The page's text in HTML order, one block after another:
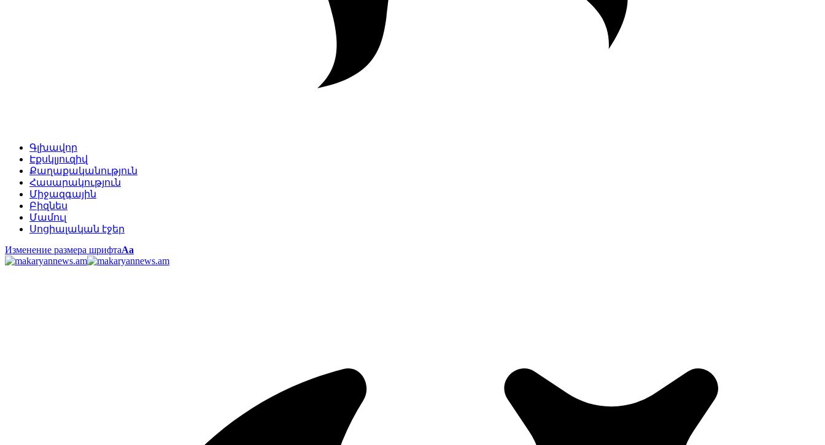
Գլխավոր
Էքսկլյուզիվ
Քաղաքականություն
Հասարակություն
Միջազգային
Բիզնես
Մամուլ
Սոցիալական էջեր
Изменение размера шрифтаАа